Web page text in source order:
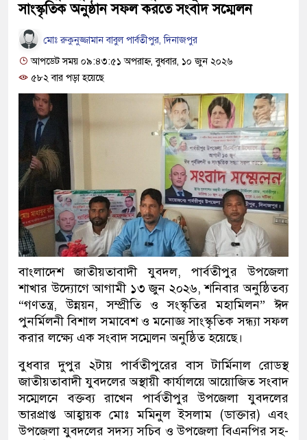
সাংস্কৃতিক অনুষ্ঠান সফল করতে সংবাদ সম্মেলন
মোঃ রুকুনুজ্জামান বাবুল পার্বতীপুর, দিনাজপুর
আপডেট সময় ০৯:৪৩:৫১ অপরাহ্ন, বুধবার, ১০ জুন ২০২৬
৫৮২ বার পড়া হয়েছে
বাংলাদেশ জাতীয়তাবাদী যুবদল, পার্বতীপুর উপজেলা
শাখার উদ্যোগে আগামী ১৩ জুন ২০২৬, শনিবার অনুষ্ঠিতব্য
“গণতন্ত্র, উন্নয়ন, সম্প্রীতি ও সংস্কৃতির মহামিলন” ঈদ
পুনর্মিলনী বিশাল সমাবেশ ও মনোজ্ঞ সাংস্কৃতিক সন্ধ্যা সফল
করার লক্ষ্যে এক সংবাদ সম্মেলন অনুষ্ঠিত হয়েছে।
বুধবার দুপুর ২টায় পার্বতীপুরের বাস টার্মিনাল রোডস্থ
জাতীয়তাবাদী যুবদলের অস্থায়ী কার্যালয়ে আয়োজিত সংবাদ
সম্মেলনে বক্তব্য রাখেন পার্বতীপুর উপজেলা যুবদলের
ভারপ্রাপ্ত আহ্বায়ক মোঃ মমিনুল ইসলাম (ডাক্তার) এবং
উপজেলা যুবদলের সদস্য সচিব ও উপজেলা বিএনপির সহ-